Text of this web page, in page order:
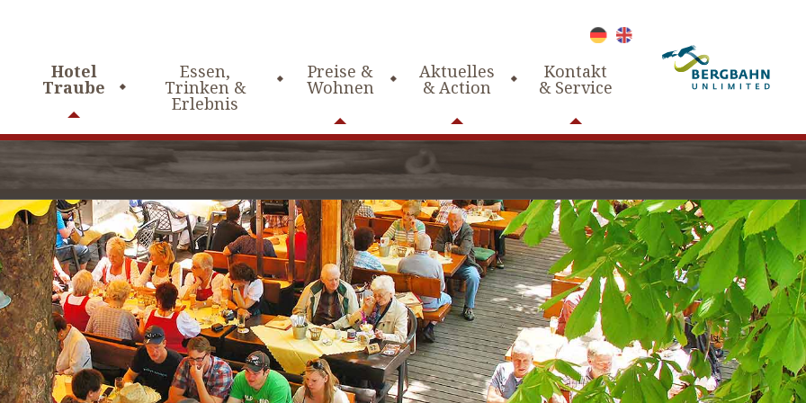
Hotel
Traube
Essen,
Trinken &
Erlebnis
Preise &
Wohnen
Aktuelles
& Action
Kontakt
& Service